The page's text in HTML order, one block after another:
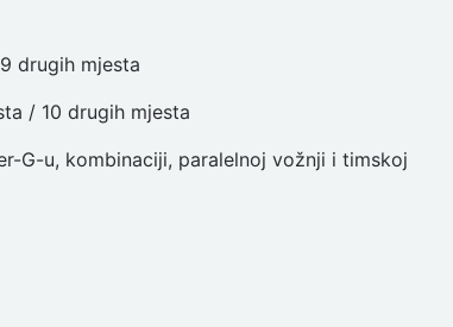
drugih mjesta
/ 10 drugih mjesta
G-u, kombinaciji, paralelnoj vožnji i timskoj